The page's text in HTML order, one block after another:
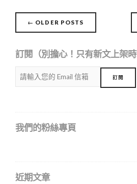
Posts
← OLDER POSTS
訂閱（別擔心！只有新文上架時
我們的粉絲專頁
近期文章